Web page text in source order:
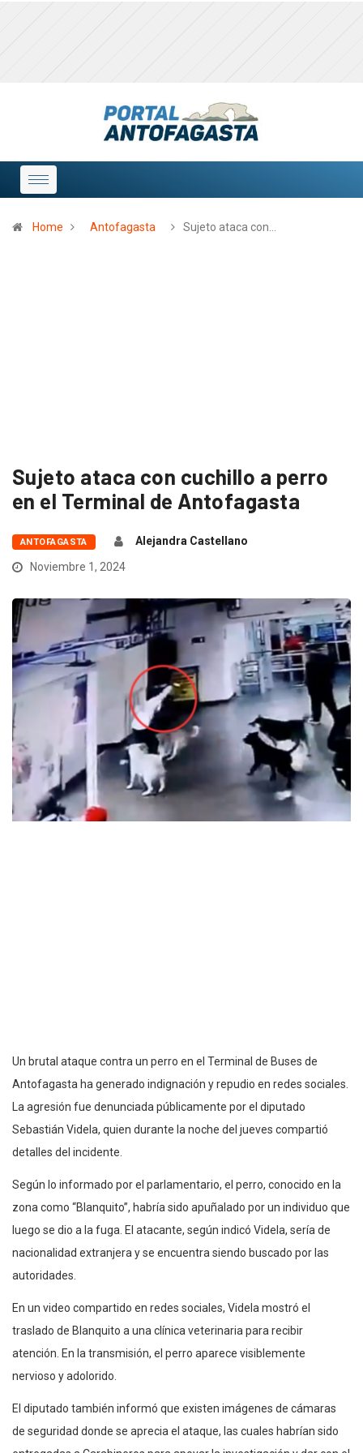
Home Antofagasta Sujeto ataca con…
Sujeto ataca con cuchillo a perro
en el Terminal de Antofagasta
ANTOFAGASTA
Alejandra Castellano
Noviembre 1, 2024
Un brutal ataque contra un perro en el Terminal de Buses de
Antofagasta ha generado indignación y repudio en redes sociales.
La agresión fue denunciada públicamente por el diputado
Sebastián Videla, quien durante la noche del jueves compartió
detalles del incidente.
Según lo informado por el parlamentario, el perro, conocido en la
zona como “Blanquito”, habría sido apuñalado por un individuo que
luego se dio a la fuga. El atacante, según indicó Videla, sería de
nacionalidad extranjera y se encuentra siendo buscado por las
autoridades.
En un video compartido en redes sociales, Videla mostró el
traslado de Blanquito a una clínica veterinaria para recibir
atención. En la transmisión, el perro aparece visiblemente
nervioso y adolorido.
El diputado también informó que existen imágenes de cámaras
de seguridad donde se aprecia el ataque, las cuales habrían sido